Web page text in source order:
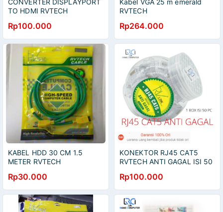
CONVERTER DISPLAYPORT
TO HDMI RVTECH
Rp100.000
Kabel VGA 25 m emerald
RVTECH
Rp264.000
KABEL HDD 30 CM 1.5
METER RVTECH
Rp30.000
KONEKTOR RJ45 CAT5
RVTECH ANTI GAGAL ISI 50
Rp100.000